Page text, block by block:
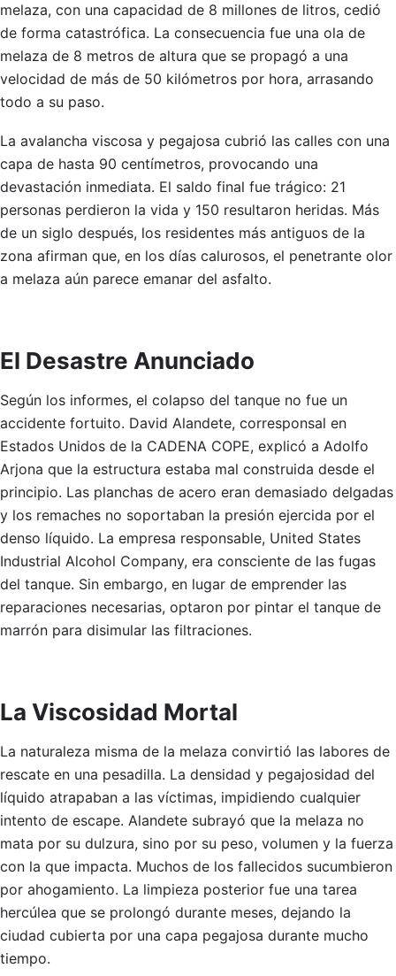
melaza, con una capacidad de 8 millones de litros, cedió
de forma catastrófica. La consecuencia fue una ola de
melaza de 8 metros de altura que se propagó a una
velocidad de más de 50 kilómetros por hora, arrasando
todo a su paso.
La avalancha viscosa y pegajosa cubrió las calles con una
capa de hasta 90 centímetros, provocando una
devastación inmediata. El saldo final fue trágico: 21
personas perdieron la vida y 150 resultaron heridas. Más
de un siglo después, los residentes más antiguos de la
zona afirman que, en los días calurosos, el penetrante olor
a melaza aún parece emanar del asfalto.
El Desastre Anunciado
Según los informes, el colapso del tanque no fue un
accidente fortuito. David Alandete, corresponsal en
Estados Unidos de la CADENA COPE, explicó a Adolfo
Arjona que la estructura estaba mal construida desde el
principio. Las planchas de acero eran demasiado delgadas
y los remaches no soportaban la presión ejercida por el
denso líquido. La empresa responsable, United States
Industrial Alcohol Company, era consciente de las fugas
del tanque. Sin embargo, en lugar de emprender las
reparaciones necesarias, optaron por pintar el tanque de
marrón para disimular las filtraciones.
La Viscosidad Mortal
La naturaleza misma de la melaza convirtió las labores de
rescate en una pesadilla. La densidad y pegajosidad del
líquido atrapaban a las víctimas, impidiendo cualquier
intento de escape. Alandete subrayó que la melaza no
mata por su dulzura, sino por su peso, volumen y la fuerza
con la que impacta. Muchos de los fallecidos sucumbieron
por ahogamiento. La limpieza posterior fue una tarea
hercúlea que se prolongó durante meses, dejando la
ciudad cubierta por una capa pegajosa durante mucho
tiempo.